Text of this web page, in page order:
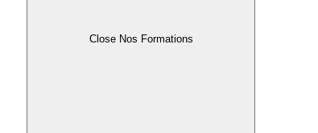
Close Nos Formations